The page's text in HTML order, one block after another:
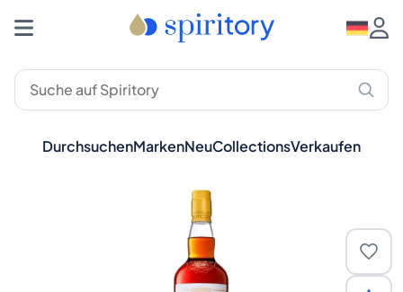
DurchsuchenMarkenNeuCollectionsVerkaufen